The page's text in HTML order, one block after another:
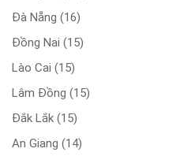
Đà Nẵng (16)
Đồng Nai (15)
Lào Cai (15)
Lâm Đồng (15)
Đắk Lắk (15)
An Giang (14)